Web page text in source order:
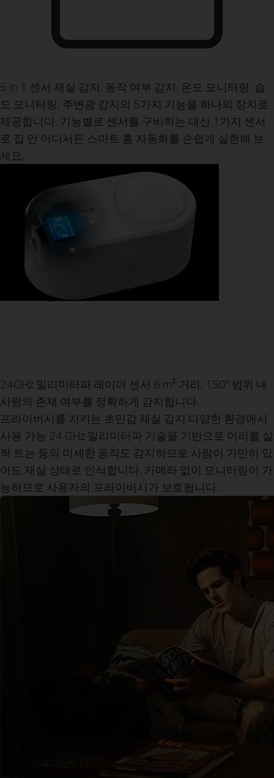
5 in 1 센서 재실 감지, 동작 여부 감지, 온도 모니터링, 습
도 모니터링, 주변광 감지의 5가지 기능을 하나의 장치로
제공합니다. 기능별로 센서를 구비하는 대신 1가지 센서
로 집 안 어디서든 스마트 홈 자동화를 손쉽게 실현해 보
세요.
24GHz 밀리미터파 레이더 센서 6 m‡ 거리, 150° 범위 내
사람의 존재 여부를 정확하게 감지합니다.
프라이버시를 지키는 초민감 재실 감지 다양한 환경에서
사용 가능 24 GHz 밀리미터파 기술을 기반으로 머리를 살
짝 트는 등의 미세한 동작도 감지하므로 사람이 가만히 있
어도 재실 상태로 인식합니다. 카메라 없이 모니터링이 가
능하므로 사용자의 프라이버시가 보호됩니다.